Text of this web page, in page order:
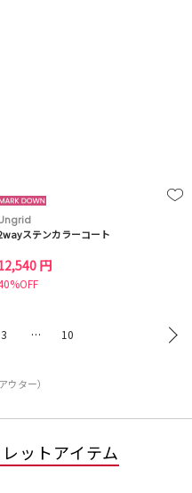
ステンカラーコート
円
3 … 10
ウター）
ットアイテム